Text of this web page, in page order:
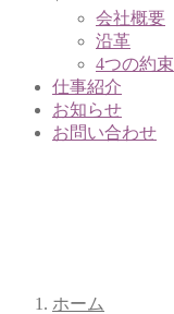
会社概要
沿革
4つの約束
仕事紹介
お知らせ
お問い合わせ
ホーム